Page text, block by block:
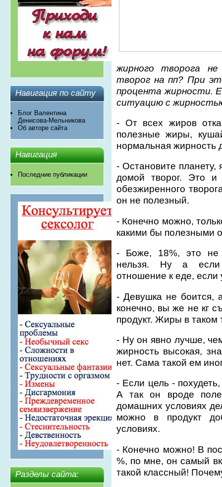
Навигация по сайту
Блог Валентина
Денисова-Мельникова
Об авторе сайта
Навигация
Последние публикации
Разделы сайта:
жирного творога
творог на пп? При
процента жирности.
ситуацию с
- От всех жиров
полезные жиры,
нормальная жирность
- Остановите
домой творог. Это и
обезжиренного
он не полезный.
- Конечно можно,
какими бы полезными
- Боже, 18%, это не
нельзя. Ну а если
отношение к еде, если
- Девушка не боится,
конечно, вы же не кг
продукт. Жиры в таком
- Ну он явно лучше,
жирность высокая,
нет. Сама такой ем
- Если цель -
А так он вроде
домашних условиях
можно в продукт
условиях.
- Конечно можно! В
%, по мне, он самый
такой классный!